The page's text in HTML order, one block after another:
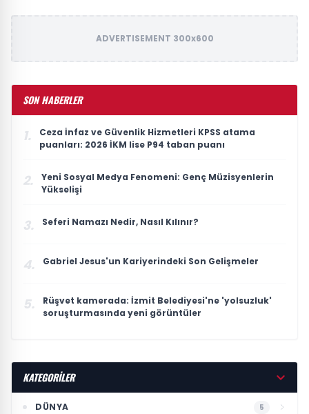
ADVERTISEMENT 300x600
SON HABERLER
1.
Ceza İnfaz ve Güvenlik Hizmetleri KPSS atama
puanları: 2026 İKM lise P94 taban puanı
2.
Yeni Sosyal Medya Fenomeni: Genç Müzisyenlerin
Yükselişi
3. Seferi Namazı Nedir, Nasıl Kılınır?
4. Gabriel Jesus'un Kariyerindeki Son Gelişmeler
5.
Rüşvet kamerada: İzmit Belediyesi'ne 'yolsuzluk'
soruşturmasında yeni görüntüler
KATEGORİLER
DÜNYA 5